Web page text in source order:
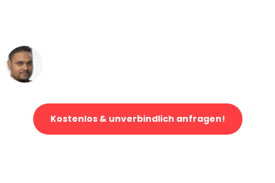
Kostenlos & unverbindlich anfragen!